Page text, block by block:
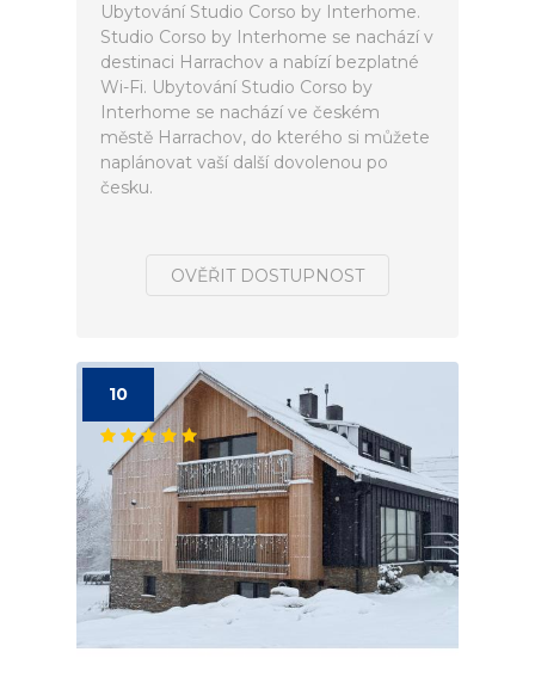
Ubytování Studio Corso by Interhome.
Studio Corso by Interhome se nachází v
destinaci Harrachov a nabízí bezplatné
Wi-Fi. Ubytování Studio Corso by
Interhome se nachází ve českém
městě Harrachov, do kterého si můžete
naplánovat vaší další dovolenou po
česku.
OVĚŘIT DOSTUPNOST
10